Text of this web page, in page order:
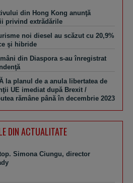
din Hong Kong anunţă
privind extrădările
noi diesel au scăzut cu 20,9%
şi hibride
din Diaspora s-au înregistrat
la planul de a anula libertatea de
UE imediat după Brexit /
rămâne până în decembrie 2023
DIN ACTUALITATE
Simona Ciungu, director